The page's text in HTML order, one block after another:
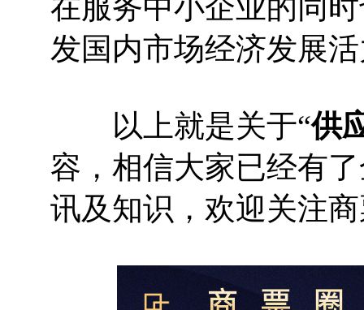
在服务中小企业的同
发国内市场经济发展
以上就是关于“供
容，相信大家已经有
讯及知识，欢迎关注